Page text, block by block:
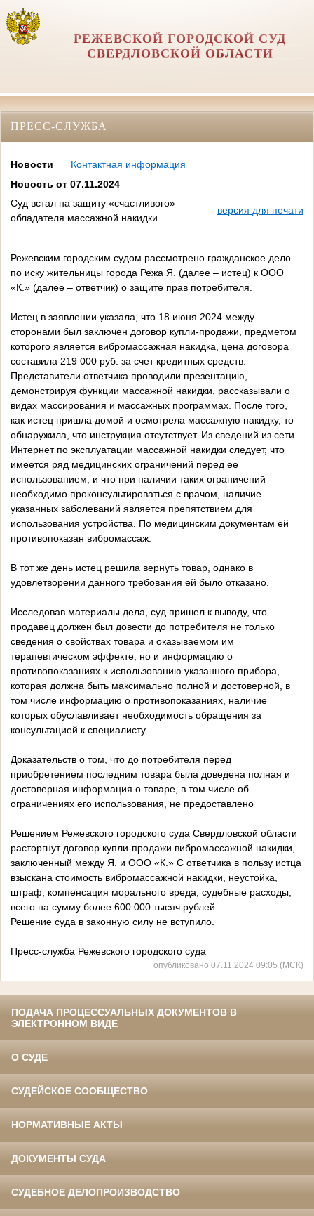
РЕЖЕВСКОЙ ГОРОДСКОЙ СУД
СВЕРДЛОВСКОЙ ОБЛАСТИ
ПРЕСС-СЛУЖБА
Новости
Контактная информация
Новость от 07.11.2024
Суд встал на защиту «счастливого»
обладателя массажной накидки
версия для печати
Режевским городским судом рассмотрено гражданское дело
по иску жительницы города Режа Я. (далее – истец) к ООО
«К.» (далее – ответчик) о защите прав потребителя.
Истец в заявлении указала, что 18 июня 2024 между
сторонами был заключен договор купли-продажи, предметом
которого является вибромассажная накидка, цена договора
составила 219 000 руб. за счет кредитных средств.
Представители ответчика проводили презентацию,
демонстрируя функции массажной накидки, рассказывали о
видах массирования и массажных программах. После того,
как истец пришла домой и осмотрела массажную накидку, то
обнаружила, что инструкция отсутствует. Из сведений из сети
Интернет по эксплуатации массажной накидки следует, что
имеется ряд медицинских ограничений перед ее
использованием, и что при наличии таких ограничений
необходимо проконсультироваться с врачом, наличие
указанных заболеваний является препятствием для
использования устройства. По медицинским документам ей
противопоказан вибромассаж.
В тот же день истец решила вернуть товар, однако в
удовлетворении данного требования ей было отказано.
Исследовав материалы дела, суд пришел к выводу, что
продавец должен был довести до потребителя не только
сведения о свойствах товара и оказываемом им
терапевтическом эффекте, но и информацию о
противопоказаниях к использованию указанного прибора,
которая должна быть максимально полной и достоверной, в
том числе информацию о противопоказаниях, наличие
которых обуславливает необходимость обращения за
консультацией к специалисту.
Доказательств о том, что до потребителя перед
приобретением последним товара была доведена полная и
достоверная информация о товаре, в том числе об
ограничениях его использования, не предоставлено
Решением Режевского городского суда Свердловской области
расторгнут договор купли-продажи вибромассажной накидки,
заключенный между Я. и ООО «К.» С ответчика в пользу истца
взыскана стоимость вибромассажной накидки, неустойка,
штраф, компенсация морального вреда, судебные расходы,
всего на сумму более 600 000 тысяч рублей.
Решение суда в законную силу не вступило.
Пресс-служба Режевского городского суда
опубликовано 07.11.2024 09:05 (МСК)
ПОДАЧА ПРОЦЕССУАЛЬНЫХ ДОКУМЕНТОВ В
ЭЛЕКТРОННОМ ВИДЕ
О СУДЕ
СУДЕЙСКОЕ СООБЩЕСТВО
НОРМАТИВНЫЕ АКТЫ
ДОКУМЕНТЫ СУДА
СУДЕБНОЕ ДЕЛОПРОИЗВОДСТВО